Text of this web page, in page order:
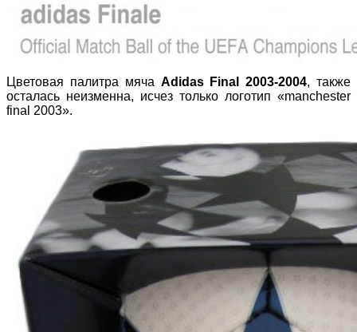
Цветовая палитра мяча Adidas Final 2003-2004, также
осталась неизменна, исчез только логотип «manchester
final 2003».